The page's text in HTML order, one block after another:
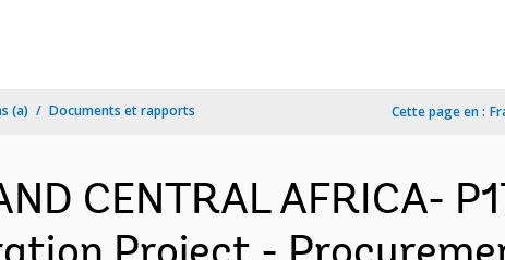
(a) Documents et rapports Cette page en :
CENTRAL AFRICA-